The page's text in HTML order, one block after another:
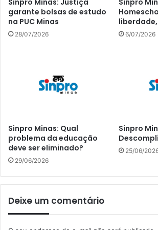
Sinpro Minas: Justiça
garante bolsas de estudo
na PUC Minas
28/07/2026
Sinpro
6/07/2026
Sinpro Minas: Qual
problema da educação
deve ser eliminado?
29/06/2026
Sinpro
25/06/
Deixe um comentário